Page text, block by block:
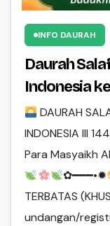
INFO DAURAH
Daurah
Indonesia
DAURAH
INDONESIA III
Para Masyaikh
✿━━━•✹
TERBATAS
undangan/